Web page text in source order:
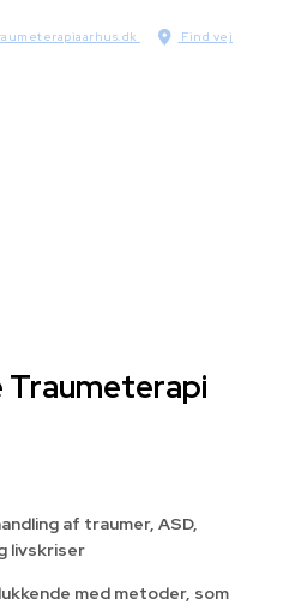
Find vej
af traumer, ASD,
livskriser
med metoder, som